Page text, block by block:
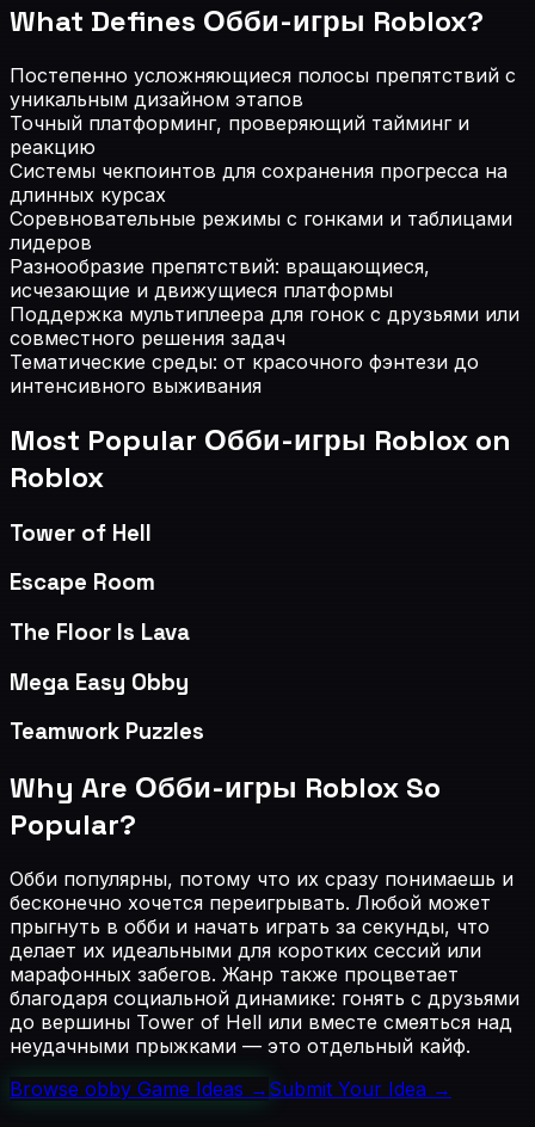
What Defines Обби-игры Roblox?
Постепенно усложняющиеся полосы препятствий с
уникальным дизайном этапов
Точный платформинг, проверяющий тайминг и
реакцию
Системы чекпоинтов для сохранения прогресса на
длинных курсах
Соревновательные режимы с гонками и таблицами
лидеров
Разнообразие препятствий: вращающиеся,
исчезающие и движущиеся платформы
Поддержка мультиплеера для гонок с друзьями или
совместного решения задач
Тематические среды: от красочного фэнтези до
интенсивного выживания
Most Popular Обби-игры Roblox on
Roblox
Tower of Hell
Escape Room
The Floor Is Lava
Mega Easy Obby
Teamwork Puzzles
Why Are Обби-игры Roblox So
Popular?
Обби популярны, потому что их сразу понимаешь и
бесконечно хочется переигрывать. Любой может
прыгнуть в обби и начать играть за секунды, что
делает их идеальными для коротких сессий или
марафонных забегов. Жанр также процветает
благодаря социальной динамике: гонять с друзьями
до вершины Tower of Hell или вместе смеяться над
неудачными прыжками — это отдельный кайф.
Browse obby Game Ideas → Submit Your Idea →